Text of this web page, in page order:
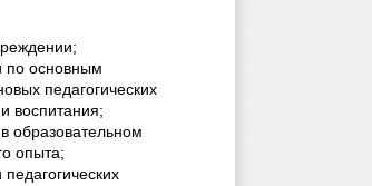
по основным
педагогических
воспитания;
образовательном
опыта;